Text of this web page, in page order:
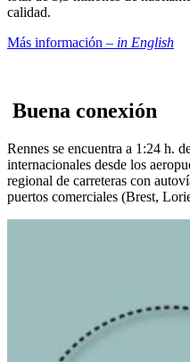
calidad.
Más información – in English
Buena conexión
Rennes se encuentra a 1:24 h.
internacionales desde los
regional de carreteras con
puertos comerciales (Brest,